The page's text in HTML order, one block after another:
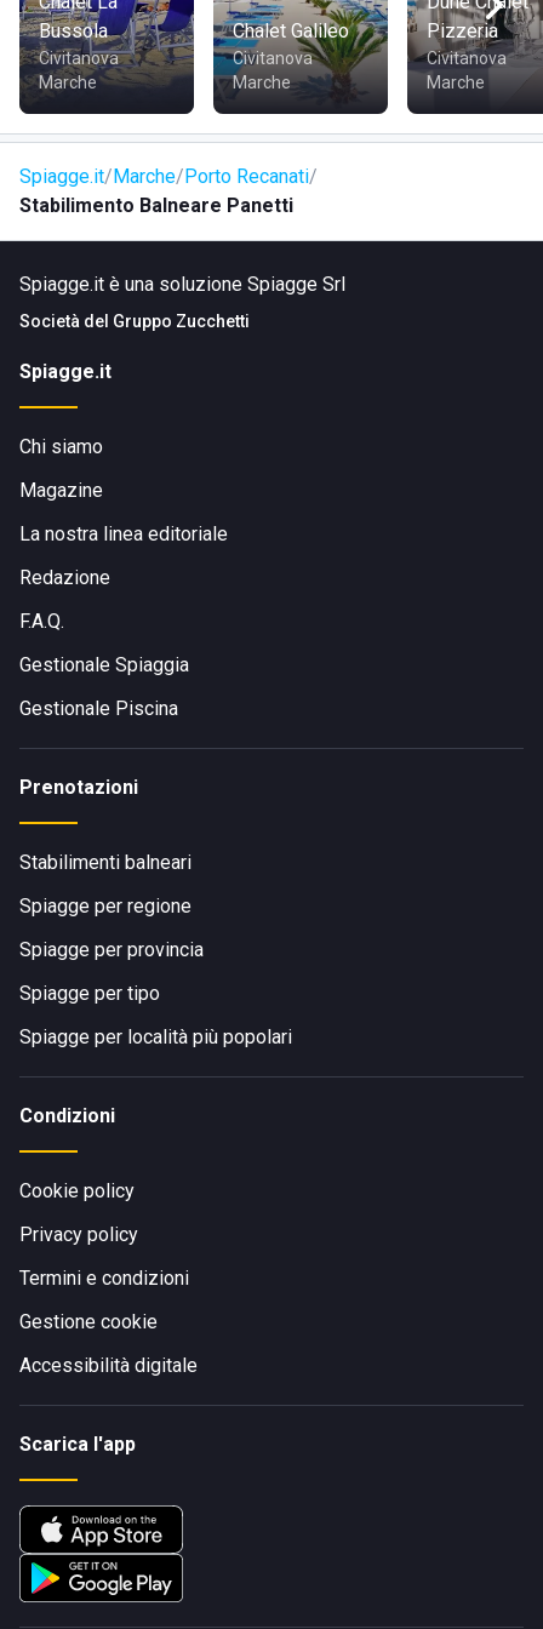
Bussola
Civitanova
Marche
Chalet Galileo
Civitanova
Marche
Pizzeria
Civitanova
Marche
Spiagge.it Marche Porto Recanati
Stabilimento Balneare Panetti
Spiagge.it è una soluzione Spiagge Srl
Società del Gruppo Zucchetti
Spiagge.it
Chi siamo
Magazine
La nostra linea editoriale
Redazione
F.A.Q.
Gestionale Spiaggia
Gestionale Piscina
Prenotazioni
Stabilimenti balneari
Spiagge per regione
Spiagge per provincia
Spiagge per tipo
Spiagge per località più popolari
Condizioni
Cookie policy
Privacy policy
Termini e condizioni
Gestione cookie
Accessibilità digitale
Scarica l'app